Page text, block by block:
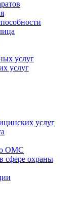
услуг
услуг
услуг
ОМС
сфере охраны